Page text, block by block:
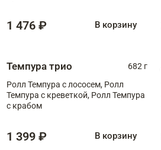
1 476 ₽ В корзину
Темпура трио
682 г
Ролл Темпура с лососем, Ролл
Темпура с креветкой, Ролл Темпура
с крабом
1 399 ₽ В корзину